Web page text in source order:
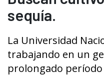
sequía.
La Universidad
trabajando en un
prolongado